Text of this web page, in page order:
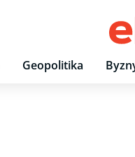
Geopolitika